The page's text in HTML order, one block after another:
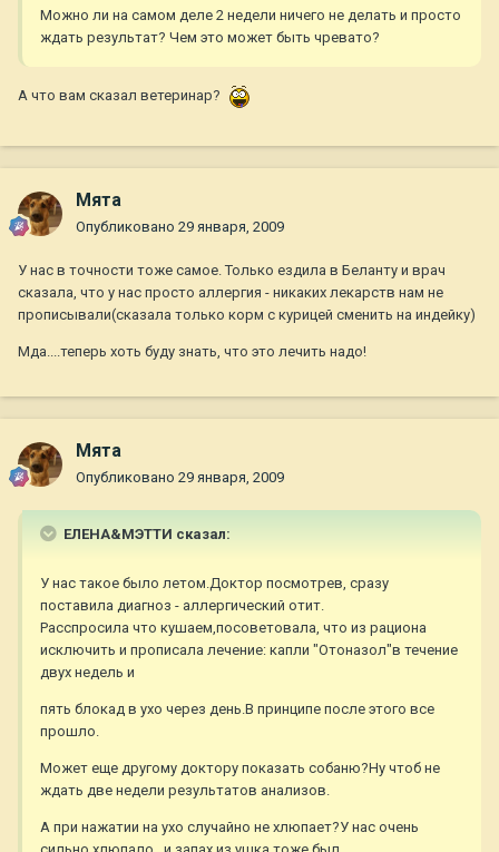
Можно ли на самом деле 2 недели ничего не делать и просто
ждать результат? Чем это может быть чревато?
А что вам сказал ветеринар?
Мята
Опубликовано 29 января, 2009
У нас в точности тоже самое. Только ездила в Беланту и врач
сказала, что у нас просто аллергия - никаких лекарств нам не
прописывали(сказала только корм с курицей сменить на индейку)
Мда....теперь хоть буду знать, что это лечить надо!
Мята
Опубликовано 29 января, 2009
ЕЛЕНА&МЭТТИ сказал:
У нас такое было летом.Доктор посмотрев, сразу
поставила диагноз - аллергический отит.
Расспросила что кушаем,посоветовала, что из рациона
исключить и прописала лечение: капли "Отоназол"в течение
двух недель и
пять блокад в ухо через день.В принципе после этого все
прошло.
Может еще другому доктору показать собаню?Ну чтоб не
ждать две недели результатов анализов.
А при нажатии на ухо случайно не хлюпает?У нас очень